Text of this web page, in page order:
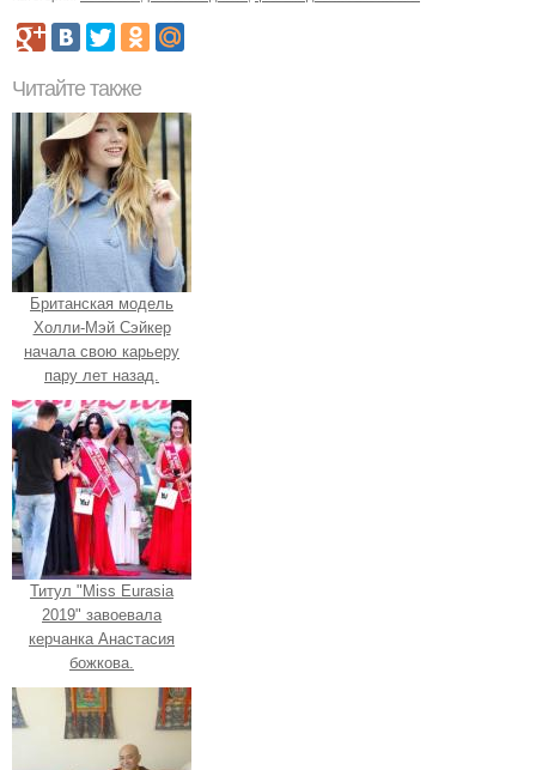
Читайте также
Британская модель
Холли-Мэй Сэйкер
начала свою карьеру
пару лет назад.
Титул "Miss Eurasia
2019" завоевала
керчанка Анастасия
божкова.